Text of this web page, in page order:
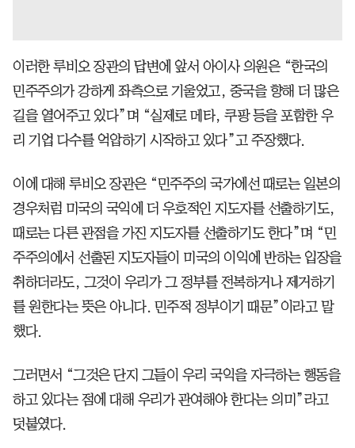
이러한 루비오 장관의 답변에 앞서 아이사 의원은 “한국의
민주주의가 강하게 좌측으로 기울었고, 중국을 향해 더 많은
길을 열어주고 있다”며 “실제로 메타, 쿠팡 등을 포함한 우
리 기업 다수를 억압하기 시작하고 있다”고 주장했다.
이에 대해 루비오 장관은 “민주주의 국가에선 때로는 일본의
경우처럼 미국의 국익에 더 우호적인 지도자를 선출하기도,
때로는 다른 관점을 가진 지도자를 선출하기도 한다”며 “민
주주의에서 선출된 지도자들이 미국의 이익에 반하는 입장을
취하더라도, 그것이 우리가 그 정부를 전복하거나 제거하기
를 원한다는 뜻은 아니다. 민주적 정부이기 때문”이라고 말
했다.
그러면서 “그것은 단지 그들이 우리 국익을 자극하는 행동을
하고 있다는 점에 대해 우리가 관여해야 한다는 의미”라고
덧붙였다.